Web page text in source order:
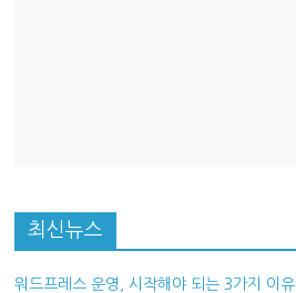
최신뉴스
워드프레스 운영, 시작해야 되는 3가지 이유